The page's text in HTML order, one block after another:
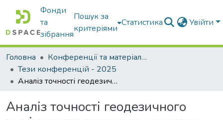
Фонди
та
зібрання
Пошук за
критеріями
Статистика Увійти
Головна
Конференції та матеріали конференцій
Тези конференцій - 2025
Аналіз точності геодезичного моніторингу положень висячого трубопроводу з утримуючем канатом
Аналіз точності геодезичного